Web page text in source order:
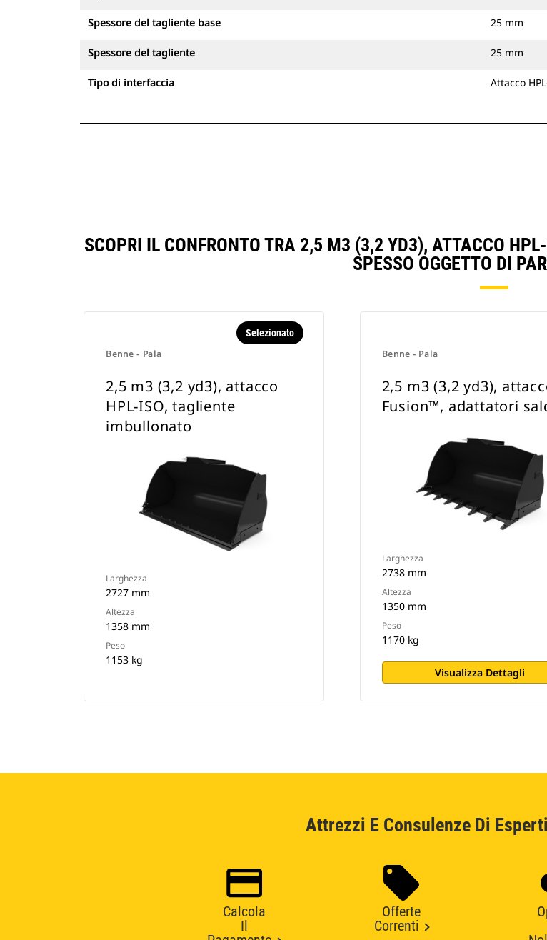
Spessore del tagliente base 25 mm
Spessore del tagliente 25 mm
Tipo di interfaccia Attacco
SCOPRI IL CONFRONTO TRA 2,5 M3 (3,2 YD3), ATTACCO
SPESSO OGGETTO DI
Benne - Pala
Selezionato
2,5 m3 (3,2 yd3), attacco
HPL-ISO, tagliente
imbullonato
Larghezza
2727 mm
Altezza
1358 mm
Peso
1153 kg
Benne - Pala
2,5 m3 (3,2 yd3),
Fusion™, adattatori
Larghezza
2738 mm
Altezza
1350 mm
Peso
1170 kg
Visualizza Dettagli
Attrezzi E Consulenze Di
Calcola
Il
Offerte
Correnti